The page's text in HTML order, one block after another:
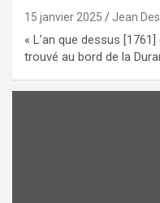
15 janvier 2025 Jean
« L’an que dessus
trouvé au bord de la